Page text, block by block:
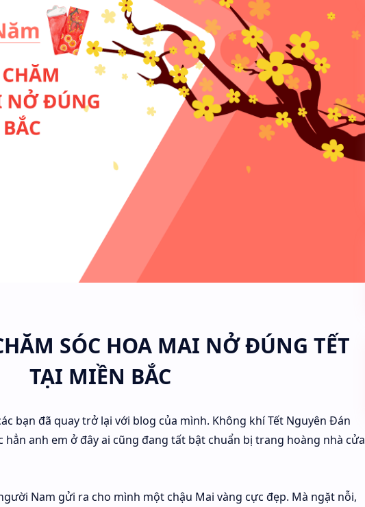
SÓC HOA MAI NỞ ĐÚNG TẾT
TẠI MIỀN BẮC
bạn đã quay trở lại với blog của mình. Không khí Tết Nguyên Đán
hẳn anh em ở đây ai cũng đang tất bật chuẩn bị trang hoàng nhà cửa
Nam gửi ra cho mình một chậu Mai vàng cực đẹp. Mà ngặt nỗi,